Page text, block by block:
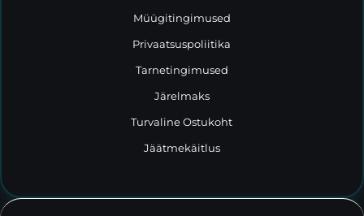
Müügitingimused
Privaatsuspoliitika
Tarnetingimused
Järelmaks
Turvaline Ostukoht
Jäätmekäitlus